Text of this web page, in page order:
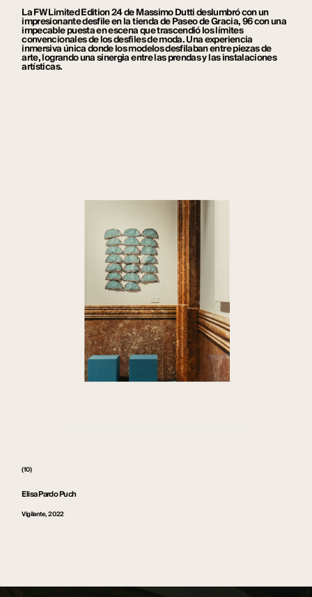
La FW Limited Edition 24 de Massimo Dutti deslumbró con un
impresionante desfile en la tienda de Paseo de Gracia, 96 con una
impecable puesta en escena que trascendió los límites
convencionales de los desfiles de moda. Una experiencia
inmersiva única donde los modelos desfilaban entre piezas de
arte, logrando una sinergia entre las prendas y las instalaciones
artísticas.
(10)
Elisa Pardo Puch
Vigilante, 2022